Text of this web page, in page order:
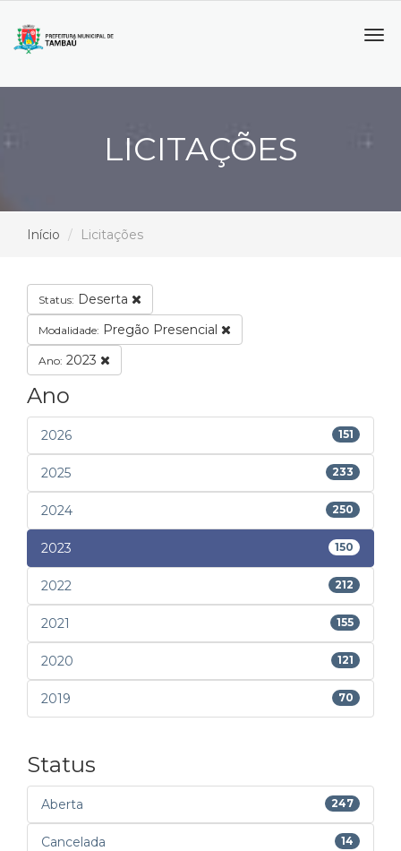
LICITAÇÕES
Início Licitações
Status: Deserta
Modalidade: Pregão Presencial
Ano: 2023
Ano
2026 151
2025 233
2024 250
2023 150
2022 212
2021 155
2020 121
2019 70
Status
Aberta 247
Cancelada 14